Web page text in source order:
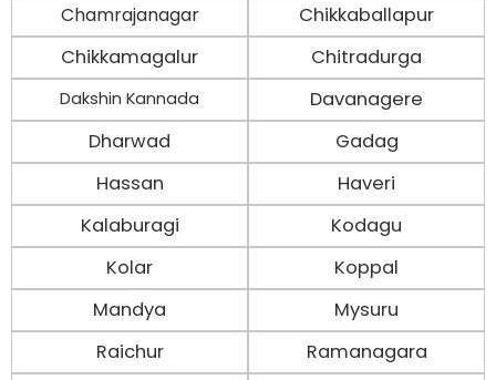
Chamrajanagar
Chikkaballapur
Chikkamagalur
Chitradurga
Dakshin Kannada
Davanagere
Dharwad
Gadag
Hassan
Haveri
Kalaburagi
Kodagu
Kolar
Koppal
Mandya
Mysuru
Raichur
Ramanagara